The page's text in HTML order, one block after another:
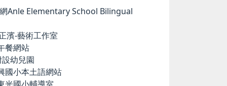
Anle Elementary School Bilingual
濱-藝術工作室
餐網站
幼兒園
國小本土語網站